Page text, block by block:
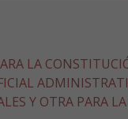
LA
Y OTRA PARA